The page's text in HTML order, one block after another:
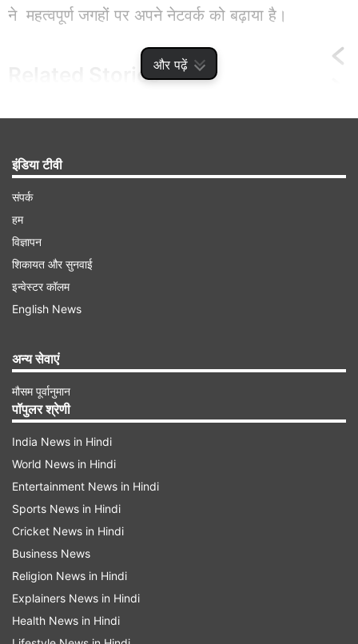
और पढ़ें
ने महत्वपूर्ण जगहों पर अपने नेटवर्क को बढ़ाया है।
Stories
अतिरिक्त नेटवर्क साइट चालू की गई हैं
खबर के मुताबिक, श्रीनिवासन ने कहा कि एयरटेल ने अयोध्या
के हवाई अड्डे, रेलवे स्टेशन, बस अड्डा, प्रमुख ऐतिहासिक
क्षेत्रों, होटलों और शहर के दूसरे सभी महत्वपूर्ण स्थानों पर
अपने नेटवर्क को पहले के मुकाबले ज्यादा मजबूत किया है।
उन्होंने बताया कि कंपनी ने पूरे शहर को निर्बाध बातचीत और
इंडिया टीवी
संपर्क
हम
विज्ञापन
शिकायत और सुनवाई
इन्वेस्टर कॉलम
English News
अन्य सेवाएं
मौसम पूर्वानुमान
पॉपुलर श्रेणी
India News in Hindi
World News in Hindi
Entertainment News in Hindi
Sports News in Hindi
Cricket News in Hindi
Business News
Religion News in Hindi
Explainers News in Hindi
Health News in Hindi